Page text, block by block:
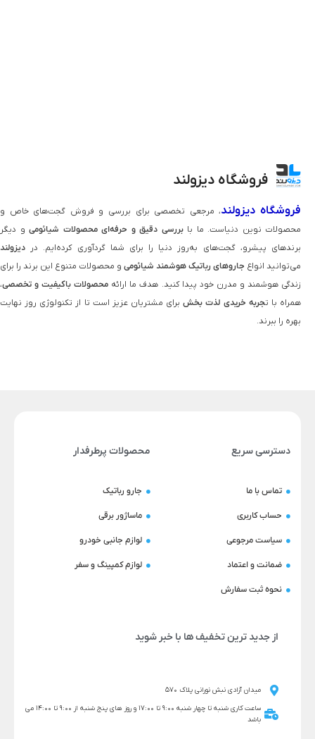
فروشگاه دیزولند
فروشگاه دیزولند، مرجعی تخصصی برای بررسی و فروش گجت‌های خاص و
محصولات نوین دنیاست. ما بابررسی دقیق و حرفه‌ای محصولات شیائومی و دیگر
برندهای پیشرو، گجت‌های به‌روز دنیا را برای شما گردآوری کرده‌ایم. در دیزولند
می‌توانید انواع جاروهای رباتیک هوشمند شیائومی و محصولات متنوع این برند را برای
زندگی هوشمند و مدرن خود پیدا کنید. هدف ما ارائه محصولات باکیفیت و تخصصی،
همراه با تجربه خریدی لذت‌ بخشبرای مشتریان عزیز است تا از تکنولوژی روز نهایت
بهره را ببرند.
دسترسی سریع
تماس با ما
حساب کاربری
سیاست مرجوعی
ضمانت و اعتماد
نحوه ثبت سفارش
محصولات پرطرفدار
جارو رباتیک
ماساژور برقی
لوازم جانبی خودرو
لوازم کمپینگ و سفر
از جدید ترین تخفیف ها با خبر شوید
میدان آزادی نبش نورانی پلاک 570
ساعت کاری شنبه تا چهار شنبه 9:00 تا 17:00 و روز های پنج شنبه از 9:00 تا 14:00 می
باشد